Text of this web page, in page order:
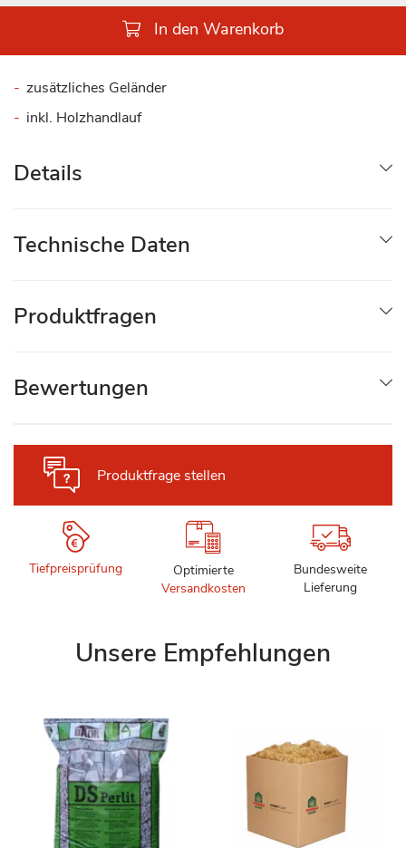
In den Warenkorb
zusätzliches Geländer
inkl. Holzhandlauf
Produktfrage stellen
Tiefpreisprüfung
Optimierte
Versandkosten
Bundesweite
Lieferung
Details
Technische Daten
Produktfragen
Bewertungen
Unsere Empfehlungen